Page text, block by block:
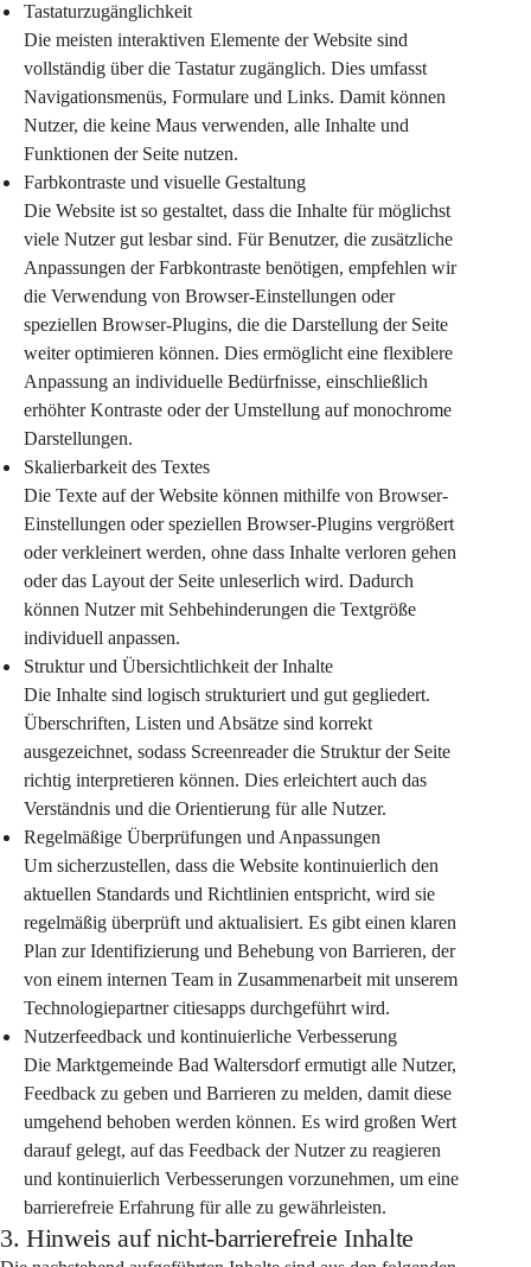
Tastaturzugänglichkeit
Die meisten interaktiven Elemente der Website sind
vollständig über die Tastatur zugänglich. Dies umfasst
Navigationsmenüs, Formulare und Links. Damit können
Nutzer, die keine Maus verwenden, alle Inhalte und
Funktionen der Seite nutzen.
Farbkontraste und visuelle Gestaltung
Die Website ist so gestaltet, dass die Inhalte für möglichst
viele Nutzer gut lesbar sind. Für Benutzer, die zusätzliche
Anpassungen der Farbkontraste benötigen, empfehlen wir
die Verwendung von Browser-Einstellungen oder
speziellen Browser-Plugins, die die Darstellung der Seite
weiter optimieren können. Dies ermöglicht eine flexiblere
Anpassung an individuelle Bedürfnisse, einschließlich
erhöhter Kontraste oder der Umstellung auf monochrome
Darstellungen.
Skalierbarkeit des Textes
Die Texte auf der Website können mithilfe von Browser-
Einstellungen oder speziellen Browser-Plugins vergrößert
oder verkleinert werden, ohne dass Inhalte verloren gehen
oder das Layout der Seite unleserlich wird. Dadurch
können Nutzer mit Sehbehinderungen die Textgröße
individuell anpassen.
Struktur und Übersichtlichkeit der Inhalte
Die Inhalte sind logisch strukturiert und gut gegliedert.
Überschriften, Listen und Absätze sind korrekt
ausgezeichnet, sodass Screenreader die Struktur der Seite
richtig interpretieren können. Dies erleichtert auch das
Verständnis und die Orientierung für alle Nutzer.
Regelmäßige Überprüfungen und Anpassungen
Um sicherzustellen, dass die Website kontinuierlich den
aktuellen Standards und Richtlinien entspricht, wird sie
regelmäßig überprüft und aktualisiert. Es gibt einen klaren
Plan zur Identifizierung und Behebung von Barrieren, der
von einem internen Team in Zusammenarbeit mit unserem
Technologiepartner citiesapps durchgeführt wird.
Nutzerfeedback und kontinuierliche Verbesserung
Die Marktgemeinde Bad Waltersdorf ermutigt alle Nutzer,
Feedback zu geben und Barrieren zu melden, damit diese
umgehend behoben werden können. Es wird großen Wert
darauf gelegt, auf das Feedback der Nutzer zu reagieren
und kontinuierlich Verbesserungen vorzunehmen, um eine
barrierefreie Erfahrung für alle zu gewährleisten.
3. Hinweis auf nicht-barrierefreie Inhalte